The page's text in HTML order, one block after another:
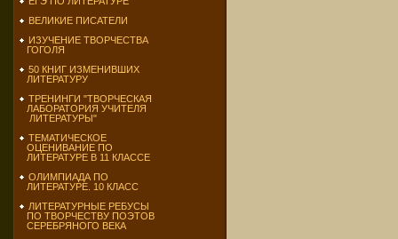
ВЕЛИКИЕ ПИСАТЕЛИ
ИЗУЧЕНИЕ ТВОРЧЕСТВА
ГОГОЛЯ
50 КНИГ ИЗМЕНИВШИХ
ЛИТЕРАТУРУ
ТРЕНИНГИ "ТВОРЧЕСКАЯ
ЛАБОРАТОРИЯ УЧИТЕЛЯ
ЛИТЕРАТУРЫ"
ТЕМАТИЧЕСКОЕ
ОЦЕНИВАНИЕ ПО
ЛИТЕРАТУРЕ В 11 КЛАССЕ
ОЛИМПИАДА ПО
ЛИТЕРАТУРЕ. 10 КЛАСС
ЛИТЕРАТУРНЫЕ РЕБУСЫ
ПО ТВОРЧЕСТВУ ПОЭТОВ
СЕРЕБРЯНОГО ВЕКА